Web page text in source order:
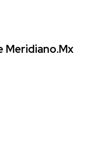
Meridiano.mx